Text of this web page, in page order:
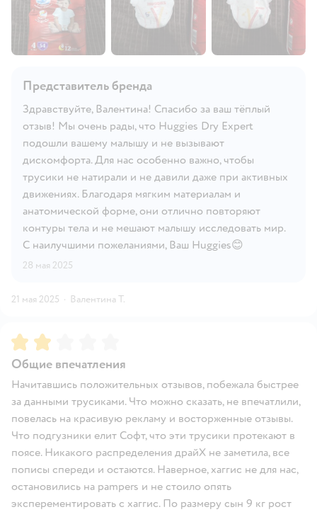
Представитель бренда
Здравствуйте, Валентина! Спасибо за ваш тёплый
отзыв! Мы очень рады, что Huggies Dry Expert
подошли вашему малышу и не вызывают
дискомфорта. Для нас особенно важно, чтобы
трусики не натирали и не давили даже при активных
движениях. Благодаря мягким материалам и
анатомической форме, они отлично повторяют
контуры тела и не мешают малышу исследовать мир.
С наилучшими пожеланиями, Ваш Huggies😊
28 мая 2025
21 мая 2025 · Валентина Т.
Рейтинг:
Общие впечатления
Начитавшись положительных отзывов, побежала быстрее
за данными трусиками. Что можно сказать, не впечатлили,
повелась на красивую рекламу и восторженные отзывы.
Что подгузники елит Софт, что эти трусики протекают в
поясе. Никакого распределения драйХ не заметила, все
пописы спереди и остаются. Наверное, хаггис не для нас,
остановились на pampers и не стоило опять
эксперементировать с хаггис. По размеру сын 9 кг рост